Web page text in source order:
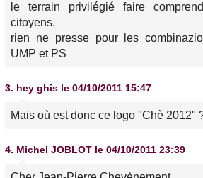
le terrain privilégié faire
citoyens.
rien ne presse pour les
UMP et PS
3. hey ghis le 04/10/2011 15:47
Mais où est donc ce logo "Chè 2012"
4. Michel JOBLOT le 04/10/2011 23:39